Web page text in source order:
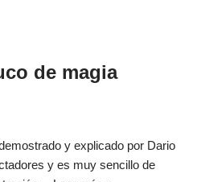
de magia
y explicado por Dario
y es muy sencillo de